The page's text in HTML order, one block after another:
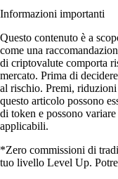
Informazioni importanti
Questo contenuto è a
come una
di criptovalute comporta
mercato. Prima di
al rischio. Premi,
questo articolo possono
di token e possono
applicabili.
*Zero commissioni di
tuo livello Level Up.